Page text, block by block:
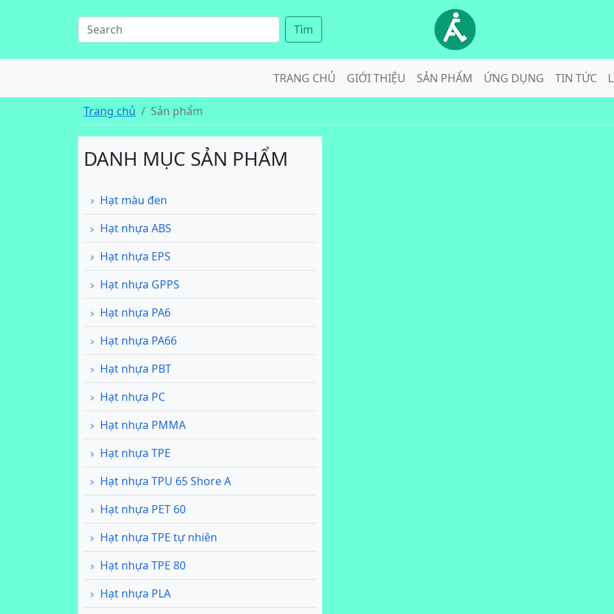
Tìm
TRANG CHỦ GIỚI THIỆU SẢN PHẨM ỨNG DỤNG TIN TỨC
Trang chủ Sản phẩm
DANH MỤC SẢN PHẨM
Hạt màu đen
Hạt nhựa ABS
Hạt nhựa EPS
Hạt nhựa GPPS
Hạt nhựa PA6
Hạt nhựa PA66
Hạt nhựa PBT
Hạt nhựa PC
Hạt nhựa PMMA
Hạt nhựa TPE
Hạt nhựa TPU 65 Shore A
Hạt nhựa PET 60
Hạt nhựa TPE tự nhiên
Hạt nhựa TPE 80
Hạt nhựa PLA